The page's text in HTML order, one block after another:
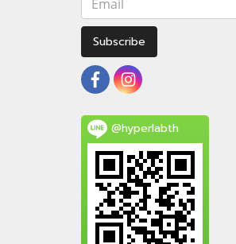
Subscribe
@hyperlabth